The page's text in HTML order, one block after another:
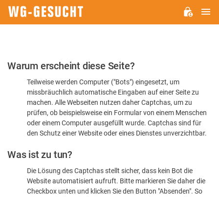
Bitte
dass
sind
Warum erscheint diese Seite?
Teilweise werden Computer ("Bots") eingesetzt, um
missbräuchlich automatische Eingaben auf einer Seite zu
machen. Alle Webseiten nutzen daher Captchas, um zu
prüfen, ob beispielsweise ein Formular von einem Menschen
oder einem Computer ausgefüllt wurde. Captchas sind für
den Schutz einer Website oder eines Dienstes unverzichtbar.
Was ist zu tun?
Die Lösung des Captchas stellt sicher, dass kein Bot die
Website automatisiert aufruft. Bitte markieren Sie daher die
Checkbox unten und klicken Sie den Button "Absenden". So